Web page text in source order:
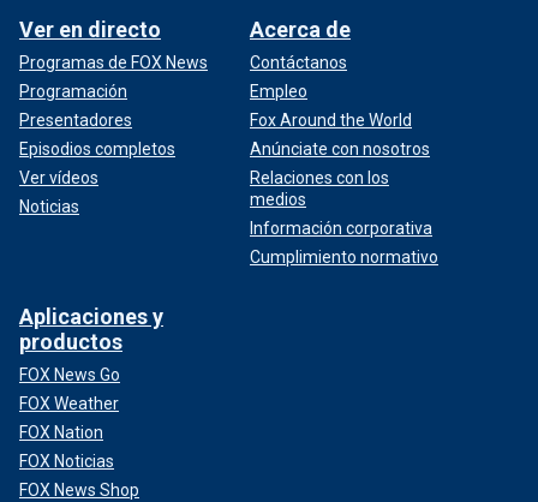
Ver en directo
Programas de FOX News
Programación
Presentadores
Episodios completos
Ver vídeos
Noticias
Acerca de
Contáctanos
Empleo
Fox Around the World
Anúnciate con nosotros
Relaciones con los
medios
Información corporativa
Cumplimiento normativo
Aplicaciones y
productos
FOX News Go
FOX Weather
FOX Nation
FOX Noticias
FOX News Shop